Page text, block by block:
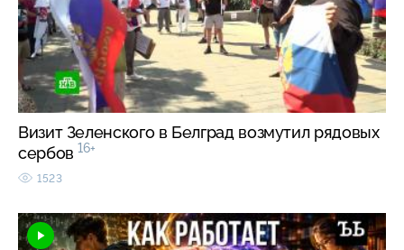
Визит Зеленского в Белград возмутил рядовых
сербов 16+
1523